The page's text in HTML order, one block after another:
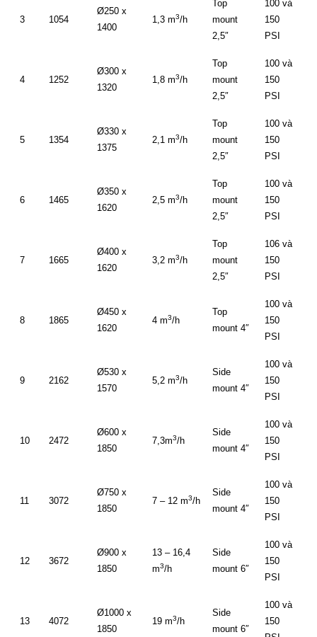
3 1054
Ø250 x
1400
1,3 m3/h
Top
mount
2,5″
100 và
150
PSI
4 1252
Ø300 x
1320
1,8 m3/h
Top
mount
2,5″
100 và
150
PSI
5 1354
Ø330 x
1375
2,1 m3/h
Top
mount
2,5″
100 và
150
PSI
6 1465
Ø350 x
1620
2,5 m3/h
Top
mount
2,5″
100 và
150
PSI
7 1665
Ø400 x
1620
3,2 m3/h
Top
mount
2,5″
106 và
150
PSI
8 1865
Ø450 x
1620
4 m3/h
Top
mount 4″
100 và
150
PSI
9 2162
Ø530 x
1570
5,2 m3/h
Side
mount 4″
100 và
150
PSI
10 2472
Ø600 x
1850
7,3m3/h
Side
mount 4″
100 và
150
PSI
11 3072
Ø750 x
1850
7 – 12 m3/h
Side
mount 4″
100 và
150
PSI
12 3672
Ø900 x
1850
13 – 16,4
m3/h
Side
mount 6″
100 và
150
PSI
13 4072
Ø1000 x
1850
19 m3/h
Side
mount 6″
100 và
150